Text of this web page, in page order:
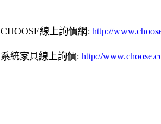
CHOOSE線上詢價網: http://
系統家具線上詢價: http://